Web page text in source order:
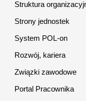
Struktura
Strony jednostek
System POL-on
Rozwój, kariera
Związki zawodowe
Portal Pracownika